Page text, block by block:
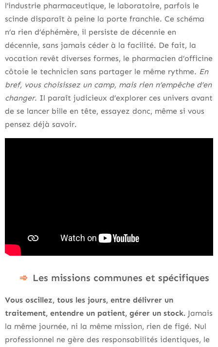
l’industrie pharmaceutique, le laboratoire, parfois le
scinde disparaît à peine la porte franchie. Ce schéma
n’a rien d’éphémère, il persiste de décennie en
décennie, sans jamais céder à la facilité. De fait, la
vocation revêt diverses formes, le pharmacien d’officine
côtoie le technicien sans partager le même rythme. En
bref, vous choisissez un camp, mais rien n’empêche d’en
changer. Il paraît judicieux d’explorer ces univers avant
de se lancer bille en tête, essayez donc, même si vous
pensez déjà savoir.
Les missions communes et spécifiques
Vous oscillez, tous les jours, entre délivrer un
traitement, entendre un patient, gérer un stock. Jamais
la même journée, ni la même mission, rien de figé. Nul
professionnel ne gère des responsabilités identiques, le